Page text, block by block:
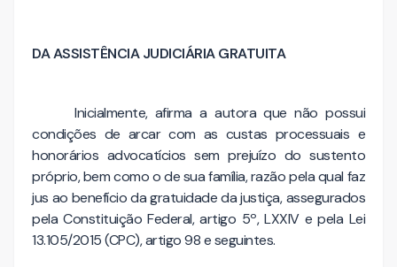
DA ASSISTÊNCIA JUDICIÁRIA GRATUITA
Inicialmente, afirma a autora que não possui
condições de arcar com as custas processuais e
honorários advocatícios sem prejuízo do sustento
próprio, bem como o de sua família, razão pela qual faz
jus ao benefício da gratuidade da justiça, assegurados
pela Constituição Federal, artigo 5º, LXXIV e pela Lei
13.105/2015 (CPC), artigo 98 e seguintes.